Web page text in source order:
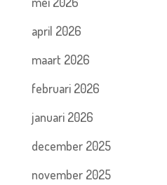
april 2026
maart 2026
februari 2026
januari 2026
december 2025
november 2025